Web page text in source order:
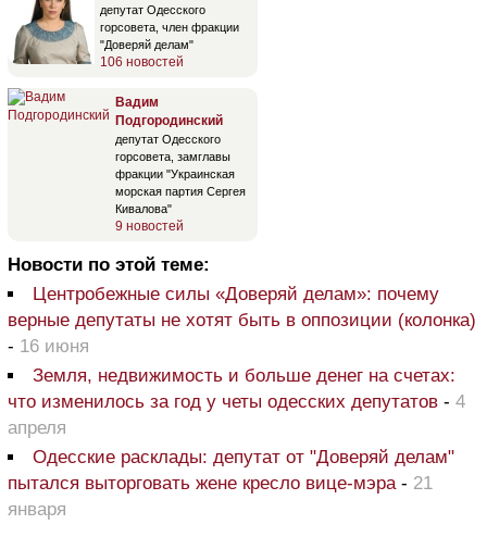
депутат Одесского
горсовета, член фракции
"Доверяй делам"
106 новостей
Вадим
Подгородинский
депутат Одесского
горсовета, замглавы
фракции "Украинская
морская партия Сергея
Кивалова"
9 новостей
Новости по этой теме:
Центробежные силы «Доверяй делам»: почему
верные депутаты не хотят быть в оппозиции (колонка)
- 16 июня
Земля, недвижимость и больше денег на счетах:
что изменилось за год у четы одесских депутатов - 4
апреля
Одесские расклады: депутат от "Доверяй делам"
пытался выторговать жене кресло вице-мэра - 21
января